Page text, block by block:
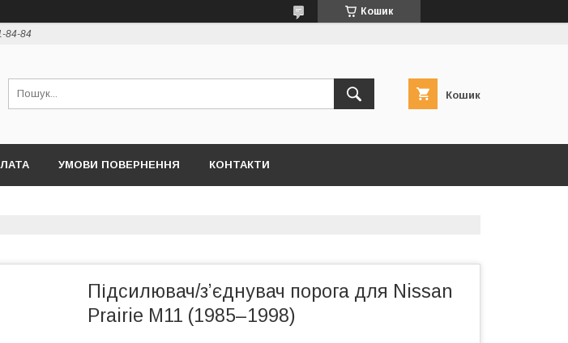
Кошик
84-84
Кошик
УМОВИ ПОВЕРНЕННЯ КОНТАКТИ
Підсилювач/зʼєднувач порога для Nissan
Prairie M11 (1985–1998)